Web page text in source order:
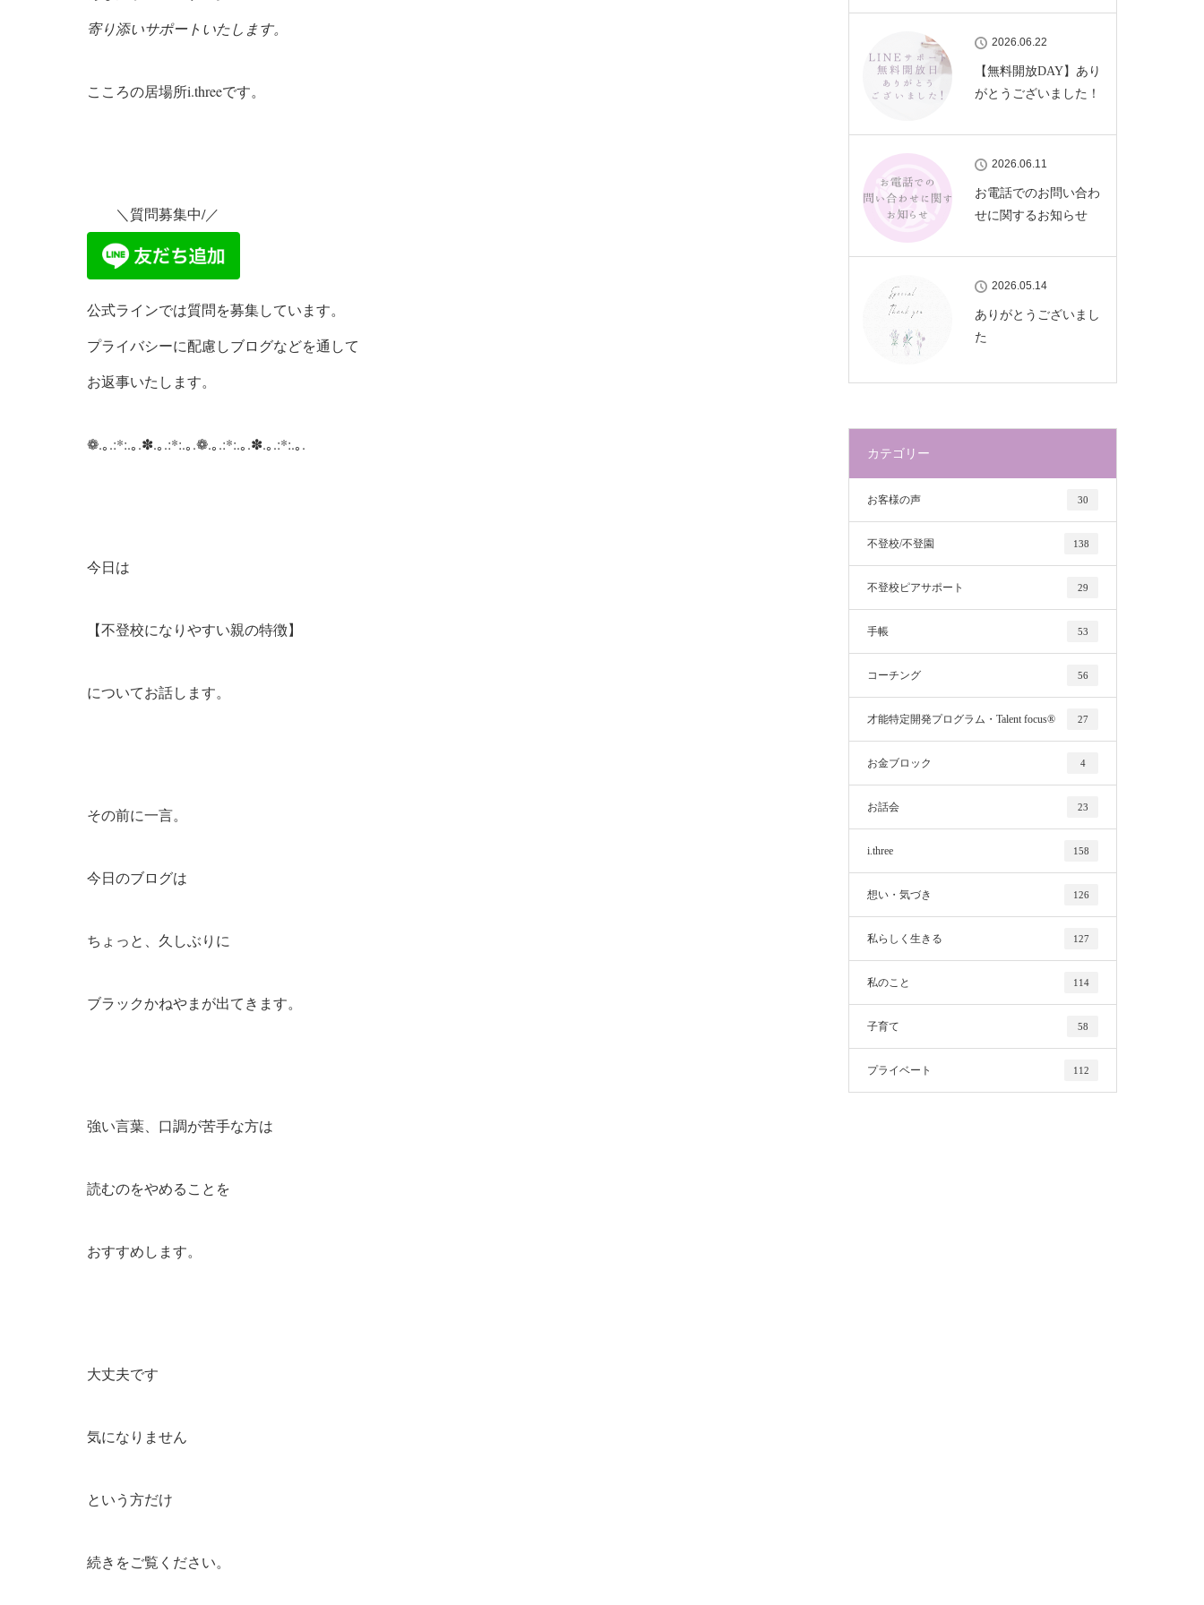
寄り添いサポートいたします。
こころの居場所i.threeです。
＼質問募集中/／
公式ラインでは質問を募集しています。
プライバシーに配慮しブログなどを通して
お返事いたします。
❁.｡.:*:.｡.✽.｡.:*:.｡.❁.｡.:*:.｡.✽.｡.:*:.｡.
今日は
【不登校になりやすい親の特徴】
についてお話します。
その前に一言。
今日のブログは
ちょっと、久しぶりに
ブラックかねやまが出てきます。
強い言葉、口調が苦手な方は
読むのをやめることを
おすすめします。
大丈夫です
気になりません
という方だけ
続きをご覧ください。
2026.06.22
【無料開放DAY】あり
がとうございました！
2026.06.11
お電話でのお問い合わ
せに関するお知らせ
2026.05.14
ありがとうございまし
た
カテゴリー
お客様の声 30
不登校/不登園 138
不登校ピアサポート 29
手帳 53
コーチング 56
才能特定開発プログラム・Talent focus® 27
お金ブロック 4
お話会 23
i.three 158
想い・気づき 126
私らしく生きる 127
私のこと 114
子育て 58
プライベート 112